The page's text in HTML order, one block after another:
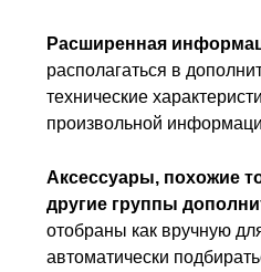
Расширенная
располагаться в
технические
произвольной
Аксессуары, похожие
другие группы
отобраны как вручную
автоматически